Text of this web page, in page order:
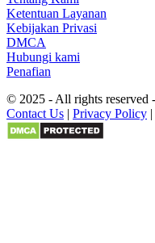
Ketentuan Layanan
Kebijakan Privasi
DMCA
Hubungi kami
Penafian
© 2025 - All rights reserved -
Contact Us | Privacy Policy |